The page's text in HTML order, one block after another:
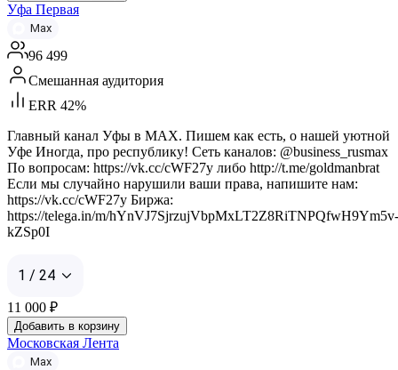
Уфа Первая
Max
96 499
Смешанная аудитория
ERR 42%
Главный канал Уфы в MAX. Пишем как есть, о нашей уютной
Уфе Иногда, про республику! Сеть каналов: @business_rusmax
По вопросам: https://vk.cc/cWF27y либо http://t.me/goldmanbrat
Если мы случайно нарушили ваши права, напишите нам:
https://vk.cc/cWF27y Биржа:
https://telega.in/m/hYnVJ7SjrzujVbpMxLT2Z8RiTNPQfwH9Ym5v-
kZSp0I
1 / 24
11 000 ₽
Добавить в корзину
Московская Лента
Max